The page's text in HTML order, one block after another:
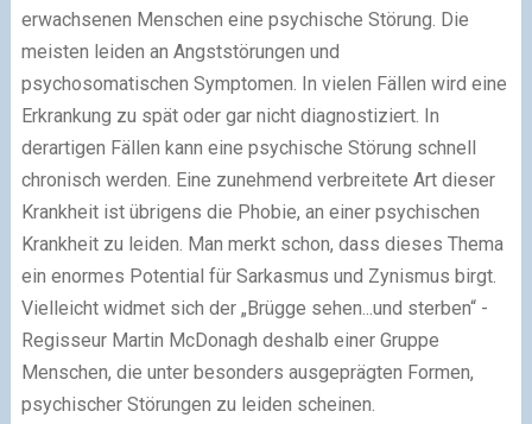
erwachsenen Menschen eine psychische Störung. Die
meisten leiden an Angststörungen und
psychosomatischen Symptomen. In vielen Fällen wird eine
Erkrankung zu spät oder gar nicht diagnostiziert. In
derartigen Fällen kann eine psychische Störung schnell
chronisch werden. Eine zunehmend verbreitete Art dieser
Krankheit ist übrigens die Phobie, an einer psychischen
Krankheit zu leiden. Man merkt schon, dass dieses Thema
ein enormes Potential für Sarkasmus und Zynismus birgt.
Vielleicht widmet sich der „Brügge sehen...und sterben“ -
Regisseur Martin McDonagh deshalb einer Gruppe
Menschen, die unter besonders ausgeprägten Formen,
psychischer Störungen zu leiden scheinen.